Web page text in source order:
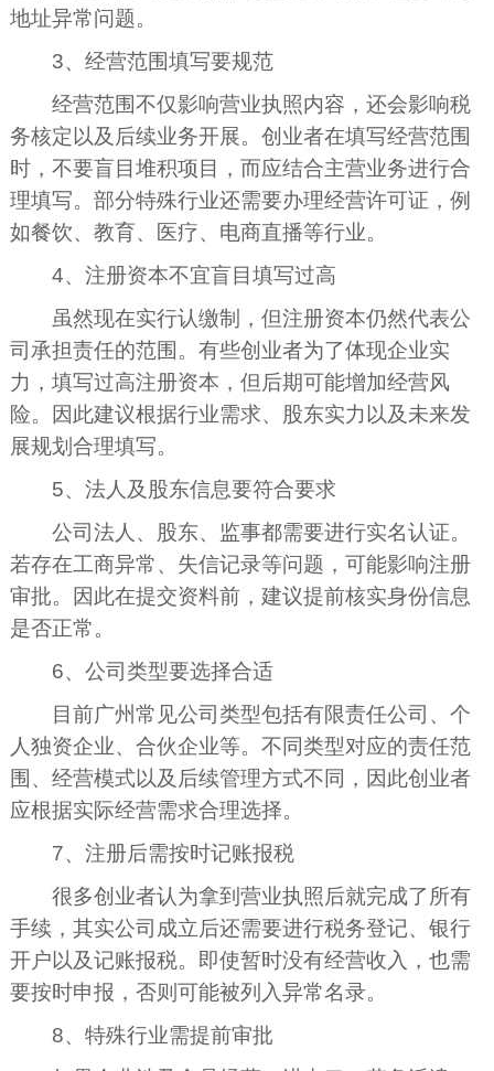
地址异常问题。
3、经营范围填写要规范
经营范围不仅影响营业执照内容，还会影响税
务核定以及后续业务开展。创业者在填写经营范围
时，不要盲目堆积项目，而应结合主营业务进行合
理填写。部分特殊行业还需要办理经营许可证，例
如餐饮、教育、医疗、电商直播等行业。
4、注册资本不宜盲目填写过高
虽然现在实行认缴制，但注册资本仍然代表公
司承担责任的范围。有些创业者为了体现企业实
力，填写过高注册资本，但后期可能增加经营风
险。因此建议根据行业需求、股东实力以及未来发
展规划合理填写。
5、法人及股东信息要符合要求
公司法人、股东、监事都需要进行实名认证。
若存在工商异常、失信记录等问题，可能影响注册
审批。因此在提交资料前，建议提前核实身份信息
是否正常。
6、公司类型要选择合适
目前广州常见公司类型包括有限责任公司、个
人独资企业、合伙企业等。不同类型对应的责任范
围、经营模式以及后续管理方式不同，因此创业者
应根据实际经营需求合理选择。
7、注册后需按时记账报税
很多创业者认为拿到营业执照后就完成了所有
手续，其实公司成立后还需要进行税务登记、银行
开户以及记账报税。即使暂时没有经营收入，也需
要按时申报，否则可能被列入异常名录。
8、特殊行业需提前审批